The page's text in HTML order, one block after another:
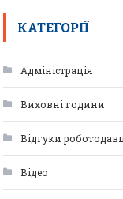
КАТЕГОРІЇ
Адміністрація
Виховні години
Відгуки
Відео